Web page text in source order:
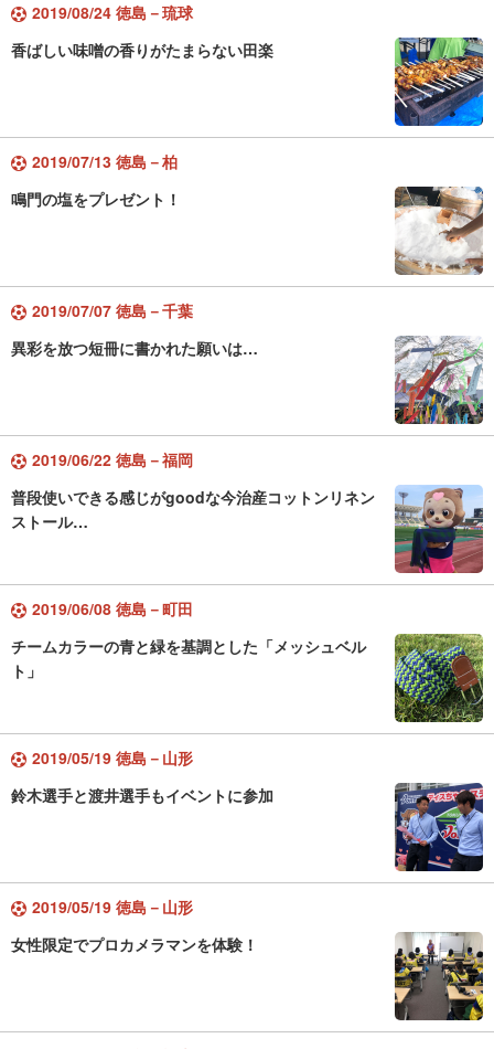
2019/08/24 徳島－琉球
香ばしい味噌の香りがたまらない田楽
2019/07/13 徳島－柏
鳴門の塩をプレゼント！
2019/07/07 徳島－千葉
異彩を放つ短冊に書かれた願いは…
2019/06/22 徳島－福岡
普段使いできる感じがgoodな今治産コットンリネン
ストール…
2019/06/08 徳島－町田
チームカラーの青と緑を基調とした「メッシュベル
ト」
2019/05/19 徳島－山形
鈴木選手と渡井選手もイベントに参加
2019/05/19 徳島－山形
女性限定でプロカメラマンを体験！